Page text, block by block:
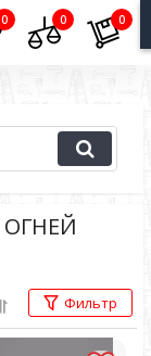
0 0 0
ОГНЕЙ
Фильтр